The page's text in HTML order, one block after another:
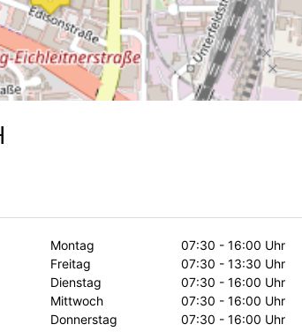
Montag
07:30 - 16:00 Uhr
Freitag
07:30 - 13:30 Uhr
Dienstag
07:30 - 16:00 Uhr
Mittwoch
07:30 - 16:00 Uhr
Donnerstag
07:30 - 16:00 Uhr